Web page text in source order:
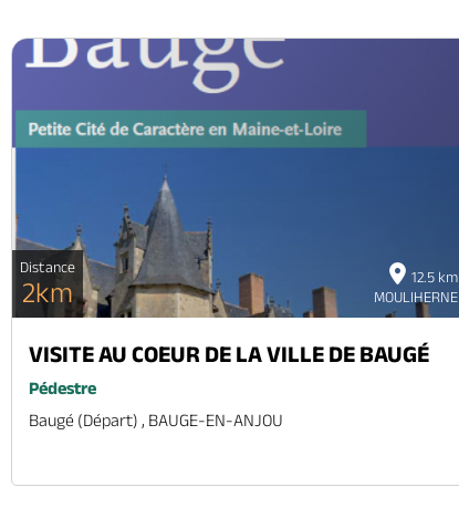
12.5 km
MOULIHERNE
Distance
2km
VISITE AU COEUR DE LA VILLE DE BAUGÉ
Pédestre
Baugé (départ) , BAUGE-EN-ANJOU